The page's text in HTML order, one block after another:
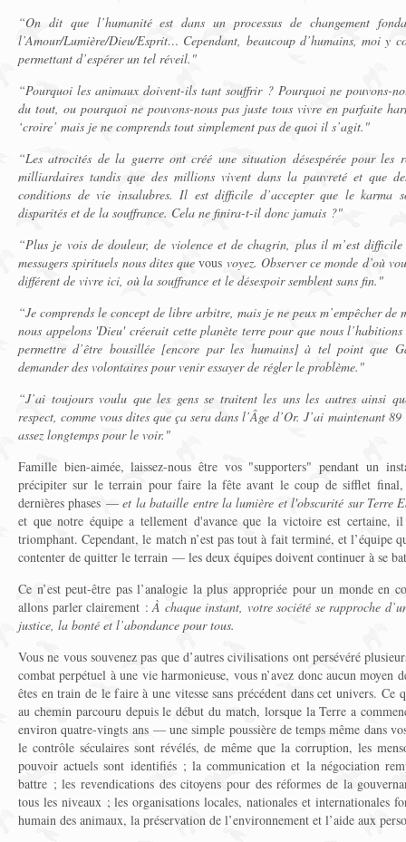
“On dit que l’humanité est dans un processus de changement
l’Amour/Lumière/Dieu/Esprit… Cependant, beaucoup d’humains, moi y
permettant d’espérer un tel réveil."
“Pourquoi les animaux doivent-ils tant souffrir ? Pourquoi ne pouvons-
du tout, ou pourquoi ne pouvons-nous pas juste tous vivre en parfaite
‘croire’ mais je ne comprends tout simplement pas de quoi il s’agit."
“Les atrocités de la guerre ont créé une situation désespérée pour les
milliardaires tandis que des millions vivent dans la pauvreté et que
conditions de vie insalubres. Il est difficile d’accepter que le karma
disparités et de la souffrance. Cela ne finira-t-il donc jamais ?"
“Plus je vois de douleur, de violence et de chagrin, plus il m’est
messagers spirituels nous dites quevous voyez. Observer ce monde d’où
différent de vivre ici, où la souffrance et le désespoir semblent sans fin."
“Je comprends le concept de libre arbitre, mais je ne peux m’empêcher de
nous appelons 'Dieu' créerait cette planète terre pour que nous
permettre d’être bousillée [encore par les humains] à tel point que
demander des volontaires pour venir essayer de régler le problème."
“J’ai toujours voulu que les gens se traitent les uns les autres ainsi
respect, comme vous dites que ça sera dans l’Âge d’Or. J’ai maintenant
assez longtemps pour le voir."
Famille bien-aimée, laissez-nous être vos "supporters" pendant un
précipiter sur le terrain pour faire la fête avant le coup de sifflet
dernières phases —et la bataille entre la lumière et l'obscurité sur Terre
et que notre équipe a tellement d'avance que la victoire est certaine,
triomphant. Cependant, le match n’est pas tout à fait terminé, et l’équipe
contenter de quitter le terrain — les deux équipes doivent continuer à se
Ce n’est peut-être pas l’analogie la plus appropriée pour un monde en
allons parler clairement :À chaque instant, votre société se rapproche
justice, la bonté et l’abondance pour tous.
Vous ne vous souvenez pas que d’autres civilisations ont persévéré
combat perpétuel à une vie harmonieuse, vous n’avez donc aucun moyen
êtes en train de le faire à une vitesse sans précédent dans cet univers. Ce
au chemin parcouru depuis le début du match, lorsque la Terre a
environ quatre-vingts ans — une simple poussière de temps même dans
le contrôle séculaires sont révélés, de même que la corruption, les
pouvoir actuels sont identifiés ; la communication et la négociation
battre ; les revendications des citoyens pour des réformes de la
tous les niveaux ; les organisations locales, nationales et internationales
humain des animaux, la préservation de l’environnement et l’aide aux